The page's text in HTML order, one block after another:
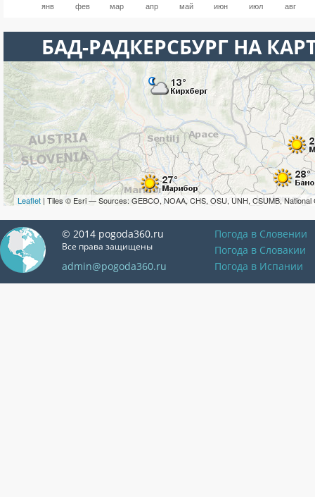
янв фев мар апр май июн июл авг
БАД-РАДКЕРСБУРГ НА
Leaflet | Tiles © Esri — Sources: GEBCO, NOAA, CHS, OSU, UNH, CSUMB, National
© 2014 pogoda360.ru
Все права защищены
admin@pogoda360.ru
Погода в Словении
Погода в Словакии
Погода в Испании